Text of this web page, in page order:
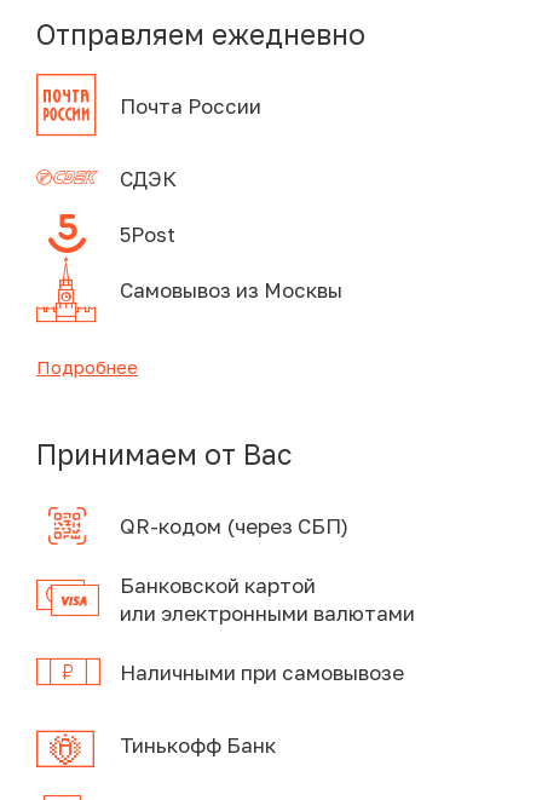
Отправляем ежедневно
Почта России
СДЭК
5Post
Самовывоз из Москвы
Подробнее
Принимаем от Вас
QR-кодом (через СБП)
Банковской картой
или электронными валютами
Наличными при самовывозе
Тинькофф Банк